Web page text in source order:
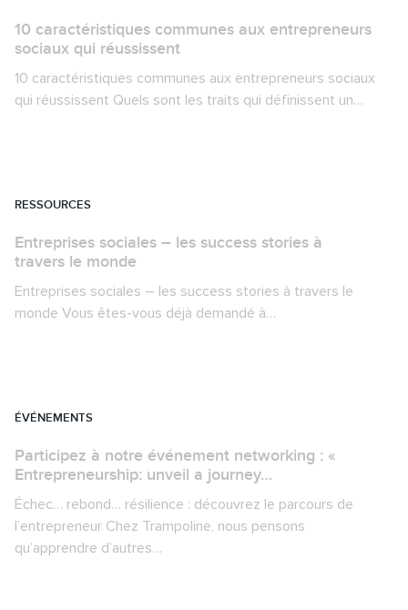
10 caractéristiques communes aux entrepreneurs
sociaux qui réussissent
10 caractéristiques communes aux entrepreneurs sociaux
qui réussissent Quels sont les traits qui définissent un…
RESSOURCES
Entreprises sociales – les success stories à
travers le monde
Entreprises sociales – les success stories à travers le
monde Vous êtes-vous déjà demandé à…
ÉVÉNEMENTS
Participez à notre événement networking : «
Entrepreneurship: unveil a journey…
Échec… rebond… résilience : découvrez le parcours de
l’entrepreneur Chez Trampoline, nous pensons
qu’apprendre d’autres…